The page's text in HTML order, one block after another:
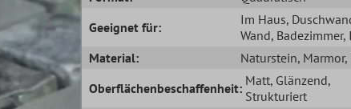
Geeignet für:
Im Haus,
Wand, Badezimmer,
Material:
Naturstein, Marmor,
Oberflächenbeschaffenheit: Matt, Glänzend,
Strukturiert